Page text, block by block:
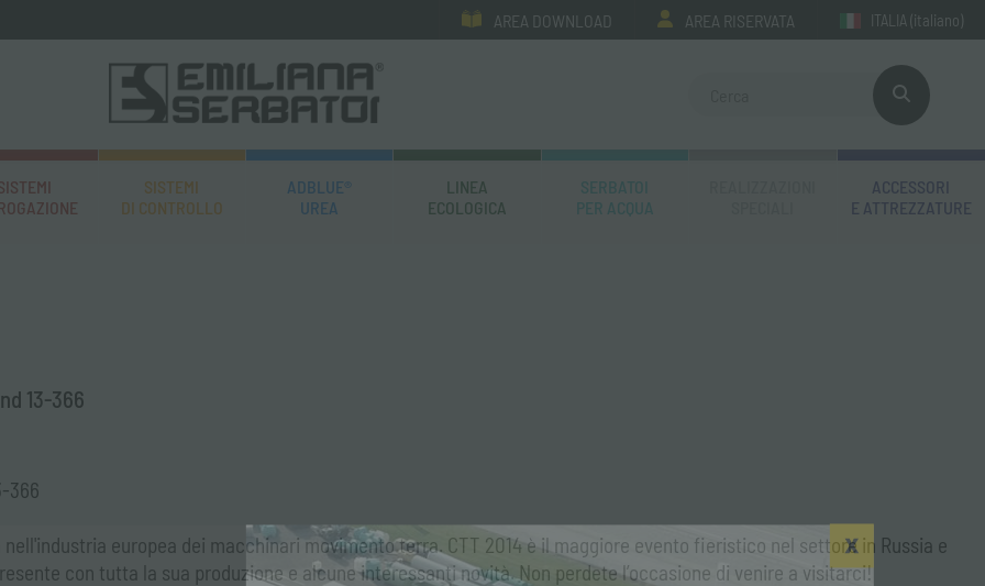
AREA DOWNLOAD AREA RISERVATA ITALIA (italiano)
SISTEMI
DI CONTROLLO
ADBLUE®
UREA
LINEA
ECOLOGICA
SERBATOI
PER ACQUA
ACCESSORI
E ATTREZZATURE
13-366
366
europea dei macchinari movimento terra. CTT 2014 è il maggiore evento fieristico nel settore in Russia e
con tutta la sua produzione e alcune interessanti novità. Non perdete l’occasione di venire a visitarci!